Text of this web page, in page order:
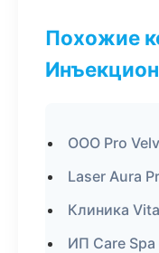
Похожие
ООО Pro
Laser Aura
Клиника
ИП Care